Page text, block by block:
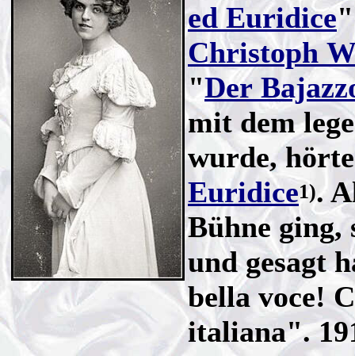
ed Euridice"
Christoph
"Der
mit dem
wurde,
Euridice1).
Bühne ging,
und gesagt
bella voce!
italiana".